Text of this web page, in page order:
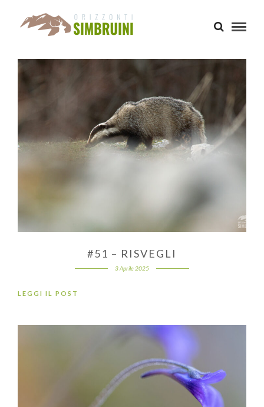
#51 – RISVEGLI
3 Aprile 2025
LEGGI IL POST